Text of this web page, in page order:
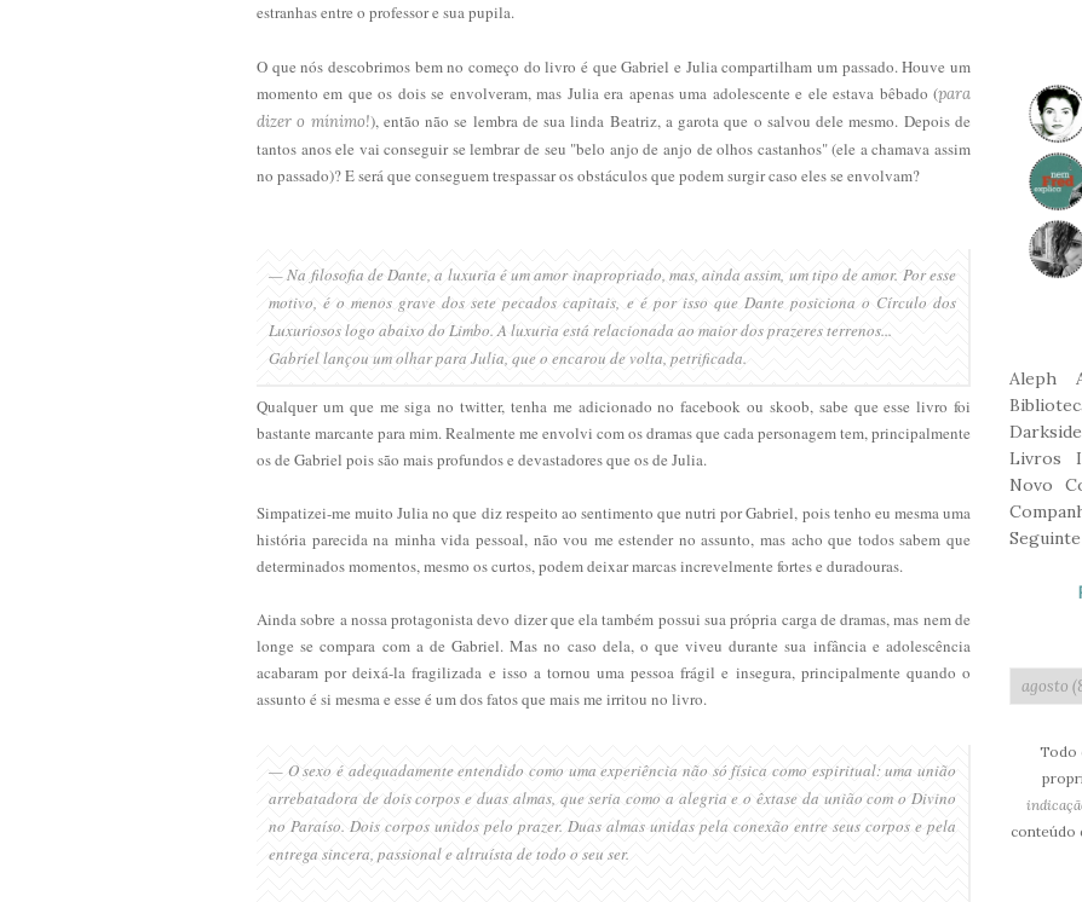
estranhas entre o professor e sua pupila.
O que nós descobrimos bem no começo do livro é que Gabriel e Julia compartilham um passado. Houve um
momento em que os dois se envolveram, mas Julia era apenas uma adolescente e ele estava bêbado (para
dizer o mínimo!), então não se lembra de sua linda Beatriz, a garota que o salvou dele mesmo. Depois de
tantos anos ele vai conseguir se lembrar de seu "belo anjo de anjo de olhos castanhos"(ele a chamava assim
no passado)? E será que conseguem trespassar os obstáculos que podem surgir caso eles se envolvam?
— Na filosofia de Dante, a luxuria é um amor inapropriado, mas, ainda assim, um tipo de amor. Por esse
motivo, é o menos grave dos sete pecados capitais, e é por isso que Dante posiciona o Círculo dos
Luxuriosos logo abaixo do Limbo. A luxuria está relacionada ao maior dos prazeres terrenos...
Gabriel lançou um olhar para Julia, que o encarou de volta, petrificada.
Qualquer um que me siga no twitter, tenha me adicionado no facebook ou skoob, sabe que esse livro foi
bastante marcante para mim. Realmente me envolvi com os dramas que cada personagem tem, principalmente
os de Gabriel pois são mais profundos e devastadores que os de Julia.
Simpatizei-me muito Julia no que diz respeito ao sentimento que nutri por Gabriel, pois tenho eu mesma uma
história parecida na minha vida pessoal, não vou me estender no assunto, mas acho que todos sabem que
determinados momentos, mesmo os curtos, podemdeixarmarcas increvelmente fortes e duradouras.
Ainda sobre a nossa protagonista devo dizer que ela também possui sua própria carga de dramas, mas nem de
longe se compara com a de Gabriel. Mas no caso dela, o que viveu durante sua infância e adolescência
acabaram por deixá-la fragilizada e isso a tornou uma pessoa frágil e insegura, principalmente quando o
assunto é si mesma e esse é um dos fatos que mais me irritou no livro.
— O sexo é adequadamenteentendido como uma experiência não só física como espiritual: uma união
arrebatadora de dois corpos e duas almas, que seria como a alegria e o êxtase da união com o Divino
no Paraíso. Dois corpos unidos pelo prazer. Duas almas unidas pela conexão entre seus corpos e pela
entrega sincera, passional e altruísta de todo o seu ser.
Aleph
Darkside
Livros
Novo
Seguinte
Todo
conteúdo